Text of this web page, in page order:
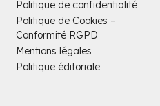
Politique de confidentialité
Politique de Cookies –
Conformité RGPD
Mentions légales
Politique éditoriale